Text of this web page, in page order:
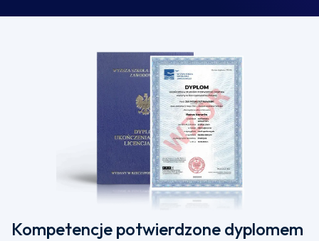
Kompetencje potwierdzone dyplomem